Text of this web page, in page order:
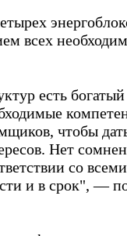
всех
есть
чтобы
Нет
со
и в срок", —